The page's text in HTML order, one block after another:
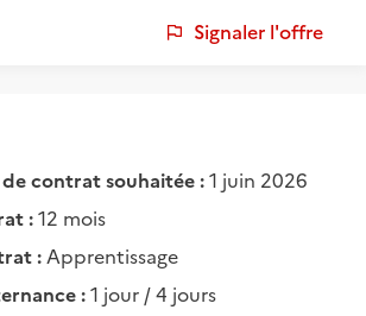
Signaler l'offre
contrat souhaitée :1 juin 2026
:12 mois
: Apprentissage
:1 jour / 4 jours